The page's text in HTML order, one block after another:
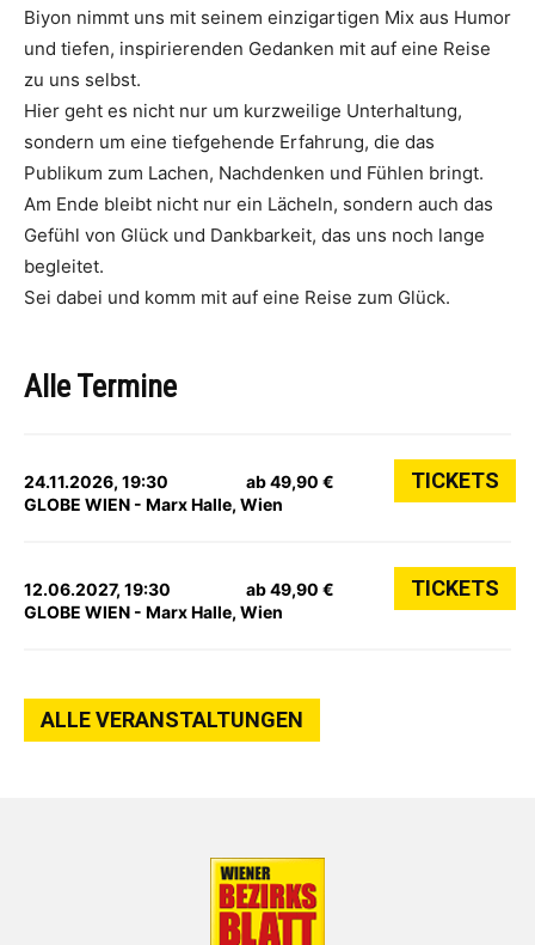
Biyon nimmt uns mit seinem einzigartigen Mix aus Humor
und tiefen, inspirierenden Gedanken mit auf eine Reise
zu uns selbst.
Hier geht es nicht nur um kurzweilige Unterhaltung,
sondern um eine tiefgehende Erfahrung, die das
Publikum zum Lachen, Nachdenken und Fühlen bringt.
Am Ende bleibt nicht nur ein Lächeln, sondern auch das
Gefühl von Glück und Dankbarkeit, das uns noch lange
begleitet.
Sei dabei und komm mit auf eine Reise zum Glück.
Alle Termine
24.11.2026, 19:30
GLOBE WIEN - Marx Halle, Wien
ab 49,90 € TICKETS
12.06.2027, 19:30
GLOBE WIEN - Marx Halle, Wien
ab 49,90 € TICKETS
ALLE VERANSTALTUNGEN